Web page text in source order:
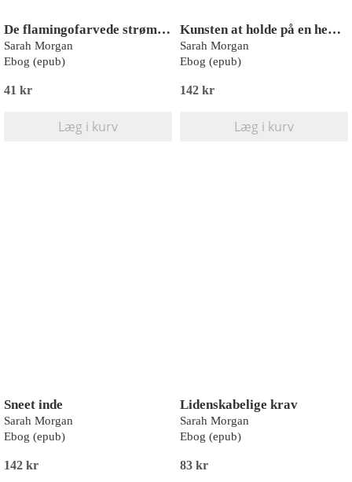
De flamingofarvede strømpebukser
Sarah Morgan
Ebog (epub)
41 kr
Læg i kurv
Kunsten at holde på en hemmelighed
Sarah Morgan
Ebog (epub)
142 kr
Læg i kurv
Sneet inde
Sarah Morgan
Ebog (epub)
142 kr
Lidenskabelige krav
Sarah Morgan
Ebog (epub)
83 kr